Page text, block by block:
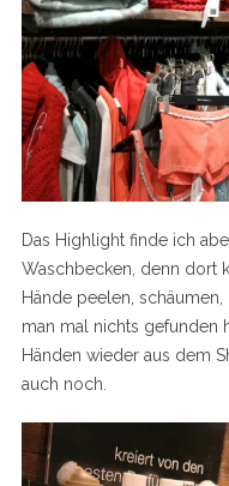
Das Highlight finde ich
Waschbecken, denn dort
Hände peelen,
man mal nichts gefunden
Händen wieder aus dem
auch noch.